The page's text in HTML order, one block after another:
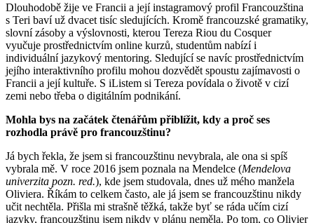
Dlouhodobě žije ve Francii a její instagramový profil Francouzština
s Teri baví už dvacet tisíc sledujících. Kromě francouzské gramatiky,
slovní zásoby a výslovnosti, kterou Tereza Riou du Cosquer
vyučuje prostřednictvím online kurzů, studentům nabízí i
individuální jazykový mentoring. Sledující se navíc prostřednictvím
jejího interaktivního profilu mohou dozvědět spoustu zajímavosti o
Francii a její kultuře. S iListem si Tereza povídala o životě v cizí
zemi nebo třeba o digitálním podnikání.
Mohla bys na začátek čtenářům přiblížit, kdy a proč ses
rozhodla právě pro francouzštinu?
Já bych řekla, že jsem si francouzštinu nevybrala, ale ona si spíš
vybrala mě. V roce 2016 jsem poznala na Mendelce (Mendelova
univerzita pozn. red.), kde jsem studovala, dnes už mého manžela
Oliviera. Říkám to celkem často, ale já jsem se francouzštinu nikdy
učit nechtěla. Přišla mi strašně těžká, takže byť se ráda učím cizí
jazyky, francouzštinu jsem nikdy v plánu neměla. Po tom, co Olivier